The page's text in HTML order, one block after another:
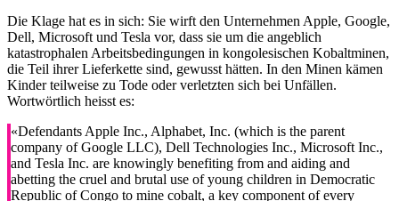
Die Klage hat es in sich: Sie wirft den Unternehmen Apple, Google,
Dell, Microsoft und Tesla vor, dass sie um die angeblich
katastrophalen Arbeitsbedingungen in kongolesischen Kobaltminen,
die Teil ihrer Lieferkette sind, gewusst hätten. In den Minen kämen
Kinder teilweise zu Tode oder verletzten sich bei Unfällen.
Wortwörtlich heisst es:
«Defendants Apple Inc., Alphabet, Inc. (which is the parent
company of Google LLC), Dell Technologies Inc., Microsoft Inc.,
and Tesla Inc. are knowingly benefiting from and aiding and
abetting the cruel and brutal use of young children in Democratic
Republic of Congo to mine cobalt, a key component of every